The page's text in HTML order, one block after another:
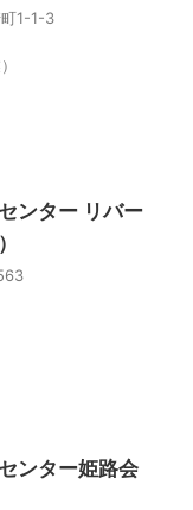
1-1-3
ンター リバー
ンター姫路会